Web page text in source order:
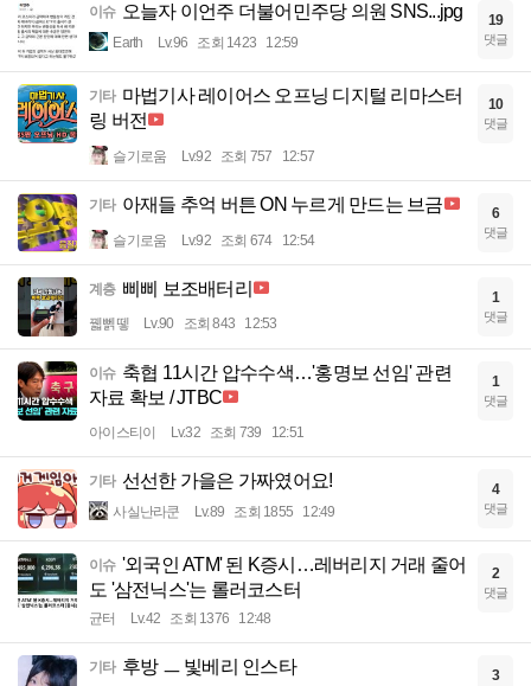
이슈 오늘자 이언주 더불어민주당 의원 SNS...jpg
Earth Lv.96 조회 1423 12:59
19
댓글
기타 마법기사 레이어스 오프닝 디지털 리마스터
링 버전
슬기로움 Lv.92 조회 757 12:57
10
댓글
기타 아재들 추억 버튼 ON 누르게 만드는 브금
슬기로움 Lv.92 조회 674 12:54
6
댓글
계층 삐삐 보조배터리
꿻뻵뗗 Lv.90 조회 843 12:53
1
댓글
이슈 축협 11시간 압수수색…'홍명보 선임' 관련
자료 확보 / JTBC
아이스티이 Lv.32 조회 739 12:51
1
댓글
기타 선선한 가을은 가짜였어요!
사실난라쿤 Lv.89 조회 1855 12:49
4
댓글
이슈 '외국인 ATM' 된 K증시…레버리지 거래 줄어
도 '삼전닉스'는 롤러코스터
균터 Lv.42 조회 1376 12:48
2
댓글
기타 후방 ㅡ 빛베리 인스타 3